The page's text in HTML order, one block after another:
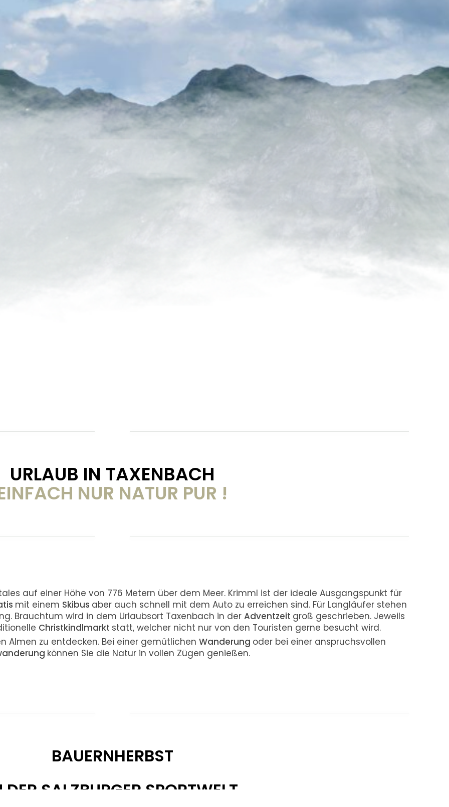
URLAUB IN TAXENBACH
NUR NATUR PUR !
auf einer Höhe von 776 Metern über dem Meer. Krimml ist der ideale Ausgangspunkt für
mit einem Skibus aber auch schnell mit dem Auto zu erreichen sind. Für Langläufer stehen
Brauchtum wird in dem Urlaubsort Taxenbach in der Adventzeit groß geschrieben. Jeweils
Christkindlmarkt statt, welcher nicht nur von den Touristen gerne besucht wird.
Almen zu entdecken. Bei einer gemütlichen Wanderung oder bei einer anspruchsvollen
können Sie die Natur in vollen Zügen genießen.
BAUERNHERBST
DER SALZBURGER SPORTWELT